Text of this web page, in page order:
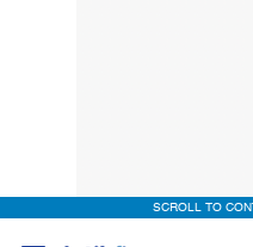
SCROLL TO